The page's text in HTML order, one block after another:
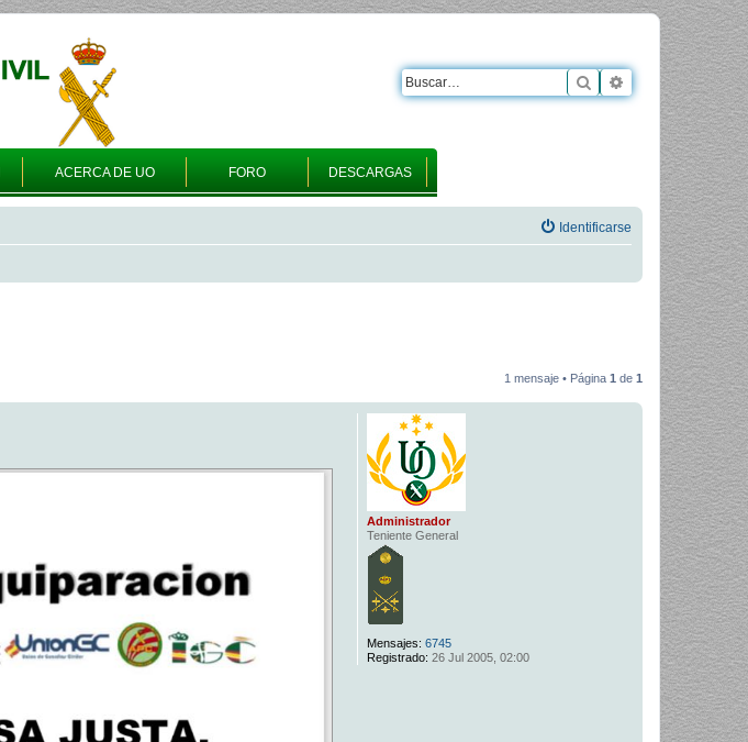
ACERCA DE UO FORO DESCARGAS
Buscar Búsqueda
Identificarse
1 mensaje • Página 1 de 1
Administrador
Teniente General
Mensajes: 6745
Registrado: 26 Jul 2005, 02:00